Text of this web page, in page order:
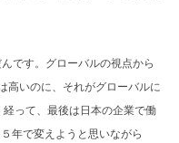
です。グローバルの視点から
高いのに、それがグローバルに
って、最後は日本の企業で働
年で変えようと思いながら